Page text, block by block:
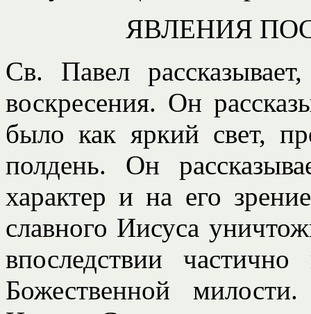
ЯВЛЕНИЯ
Св. Павел
воскресения. Он
было как яркий свет,
полдень. Он
характер и на его
славного Иисуса
впоследствии
Божественной